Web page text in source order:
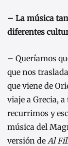
– La música
diferentes
– Queríamos
que nos
que viene de
viaje a Grecia,
recurrimos y
música del
versión de Al